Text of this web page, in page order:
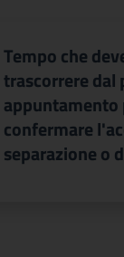
Tempo che
trascorrere dal
appuntamento
confermare
separazione o